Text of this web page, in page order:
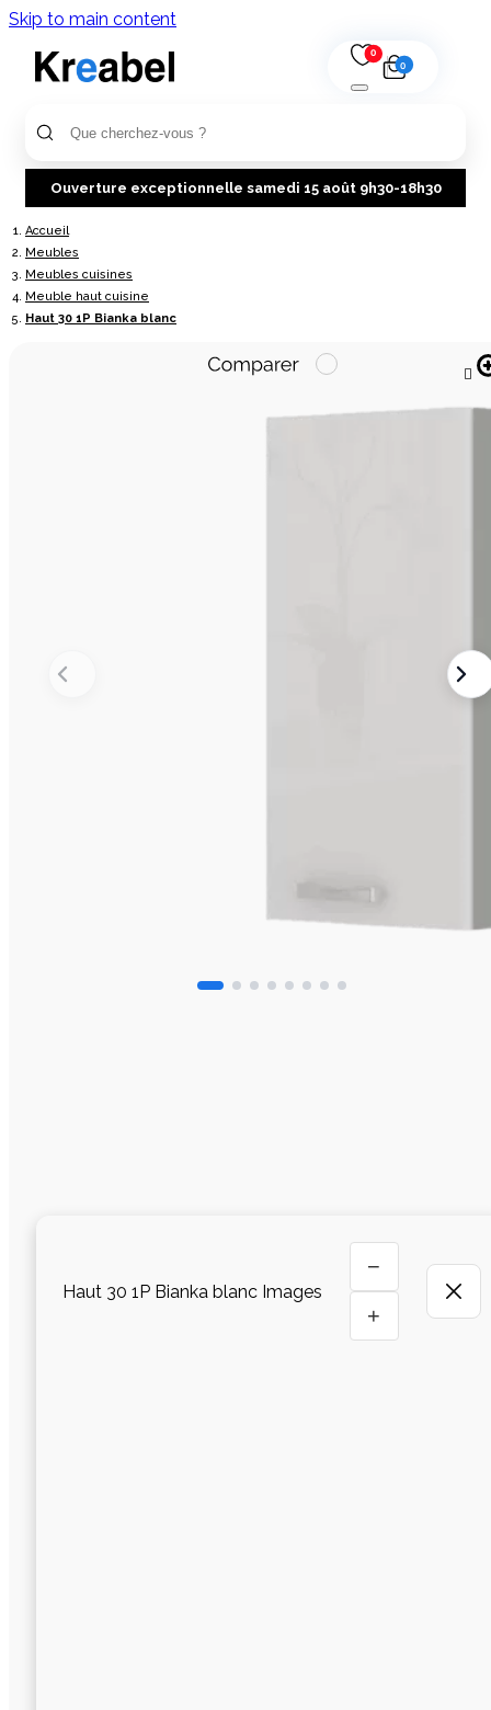
Skip to main content
0
0
Ouverture exceptionnelle samedi 15 août 9h30-18h30
Accueil
Meubles
Meubles cuisines
Meuble haut cuisine
Haut 30 1P Bianka blanc

Haut 30 1P Bianka blanc Images
−
+